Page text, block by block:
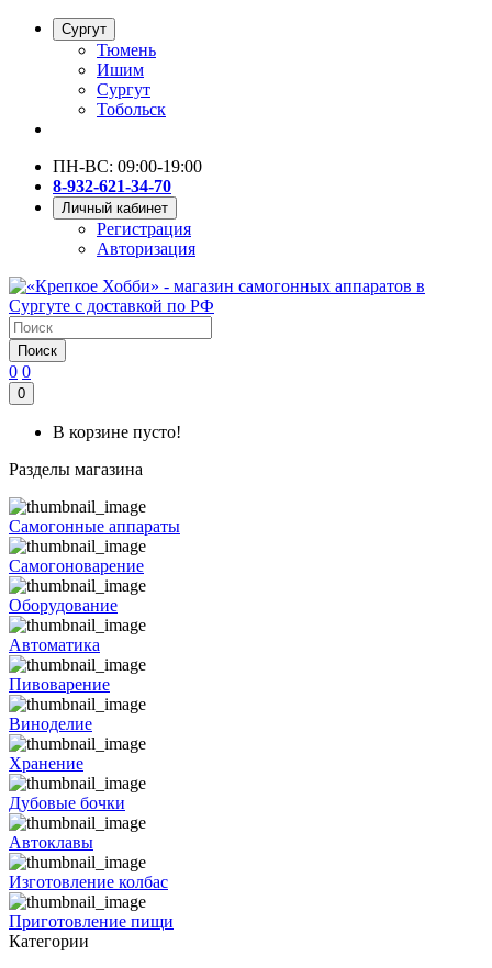
Сургут
Тюмень
Ишим
Сургут
Тобольск
ПН-ВС: 09:00-19:00
8-932-621-34-70
Личный кабинет
Регистрация
Авторизация
Поиск
0 0
0
В корзине пусто!
Разделы магазина
Самогонные аппараты
Самогоноварение
Оборудование
Автоматика
Пивоварение
Виноделие
Хранение
Дубовые бочки
Автоклавы
Изготовление колбас
Приготовление пищи
Категории